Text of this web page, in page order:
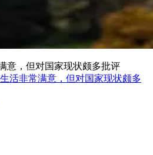
意，但对国家现状颇多批评
活非常满意，但对国家现状颇多